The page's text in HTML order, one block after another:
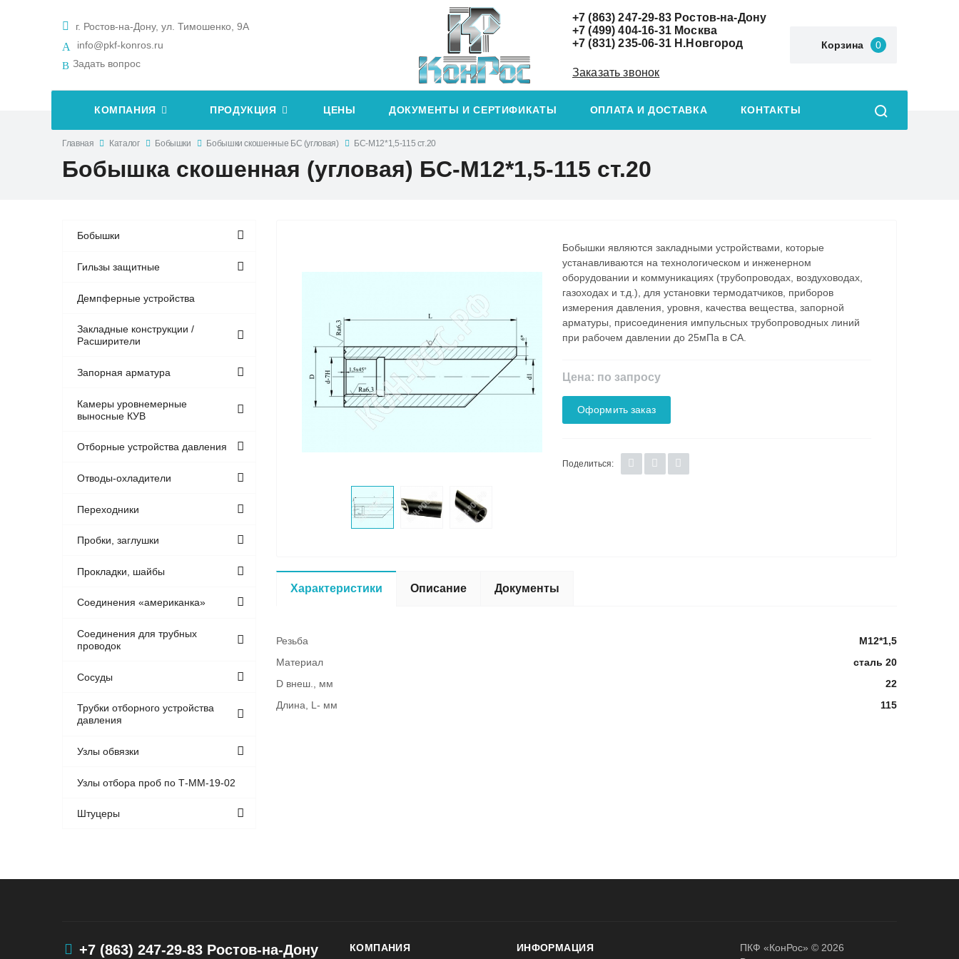
г. Ростов-на-Дону, ул. Тимошенко, 9А
info@pkf-konros.ru
Задать вопрос
+7 (863) 247-29-83Ростов-на-Дону
+7 (499) 404-16-31Москва
+7 (831) 235-06-31Н.Новгород
Заказать звонок
Корзина 0
КОМПАНИЯ ПРОДУКЦИЯ ЦЕНЫ ДОКУМЕНТЫ И СЕРТИФИКАТЫ ОПЛАТА И ДОСТАВКА КОНТАКТЫ
Главная Каталог Бобышки Бобышки скошенные БC (угловая) БС-М12*1,5-115 ст.20
Бобышка скошенная (угловая) БС-М12*1,5-115 ст.20
Бобышки
Гильзы защитные
Демпферные устройства
Закладные конструкции /
Расширители
Запорная арматура
Камеры уровнемерные
выносные КУВ
Отборные устройства давления
Отводы-охладители
Переходники
Пробки, заглушки
Прокладки, шайбы
Соединения «американка»
Соединения для трубных
проводок
Сосуды
Трубки отборного устройства
давления
Узлы обвязки
Узлы отбора проб по Т-ММ-19-02
Штуцеры
Бобышки являются закладными устройствами, которые
устанавливаются на технологическом и инженерном
оборудовании и коммуникациях (трубопроводах, воздуховодах,
газоходах и т.д.), для установки термодатчиков, приборов
измерения давления, уровня, качества вещества, запорной
арматуры, присоединения импульсных трубопроводных линий
при рабочем давлении до 25мПа в СА.
Цена: по запросу
Оформить заказ
Поделиться:
Характеристики Описание Документы
Резьба
М12*1,5
Материал
сталь 20
D внеш., мм
22
Длина, L- мм
115
+7 (863) 247-29-83 Ростов-на-Дону
КОМПАНИЯ ИНФОРМАЦИЯ
ПКФ «КонРос» © 2026